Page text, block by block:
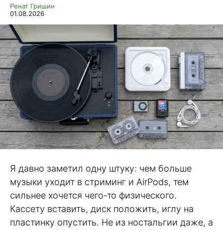
Ренат Гришин
01.08.2026
Я давно заметил одну штуку: чем больше
музыки уходит в стриминг и AirPods, тем
сильнее хочется чего-то физического.
Кассету вставить, диск положить, иглу на
пластинку опустить. Не из ностальгии даже, а